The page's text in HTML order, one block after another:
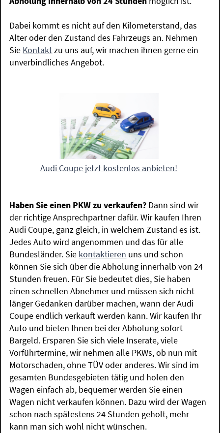
Dabei kommt es nicht auf den Kilometerstand, das
Alter oder den Zustand des Fahrzeugs an. Nehmen
Sie Kontaktzu uns auf, wir machen ihnen gerne ein
unverbindliches Angebot.
Audi Coupe jetzt kostenlos anbieten!
Haben Sie einen PKW zu verkaufen? Dann sind wir
der richtige Ansprechpartner dafür. Wir kaufen Ihren
Audi Coupe, ganz gleich, in welchem Zustand es ist.
Jedes Auto wird angenommen und das für alle
Bundesländer. Sie kontaktieren uns und schon
können Sie sich über die Abholung innerhalb von 24
Stunden freuen. Für Sie bedeutet dies, Sie haben
einen schnellen Abnehmer und müssen sich nicht
länger Gedanken darüber machen, wann der Audi
Coupe endlich verkauft werden kann. Wir kaufen Ihr
Auto und bieten Ihnen bei der Abholung sofort
Bargeld. Ersparen Sie sich viele Inserate, viele
Vorführtermine, wir nehmen alle PKWs, ob nun mit
Motorschaden, ohne TÜV oder anderes. Wir sind im
gesamten Bundesgebieten tätig und holen den
Wagen einfach ab, bequemer werden Sie einen
Wagen nicht verkaufen können. Dazu wird der Wagen
schon nach spätestens 24 Stunden geholt, mehr
kann man sich wohl nicht wünschen.